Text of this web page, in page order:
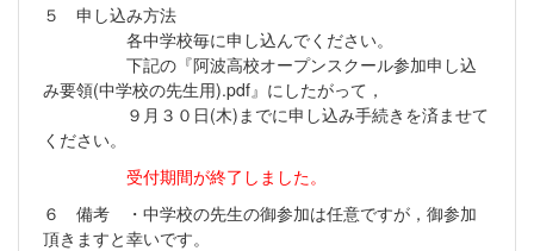
５ 申し込み方法
各中学校毎に申し込んでください。
下記の『阿波高校オープンスクール参加申し込
み要領(中学校の先生用).pdf』にしたがって，
９月３０日(木)までに申し込み手続きを済ませて
ください。
受付期間が終了しました。
６ 備考 ・中学校の先生の御参加は任意ですが，御参加
頂きますと幸いです。